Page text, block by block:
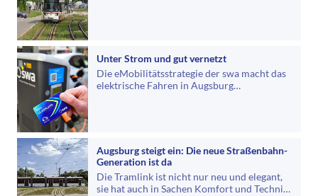
Unter Strom und gut vernetzt
Die eMobilitätsstrategie der swa macht das
elektrische Fahren in Augsburg
Augsburg steigt ein: Die neue Straßenbahn-
Generation ist da
Die Tramlink ist nicht nur neu und elegant,
sie hat auch in Sachen Komfort und Technik